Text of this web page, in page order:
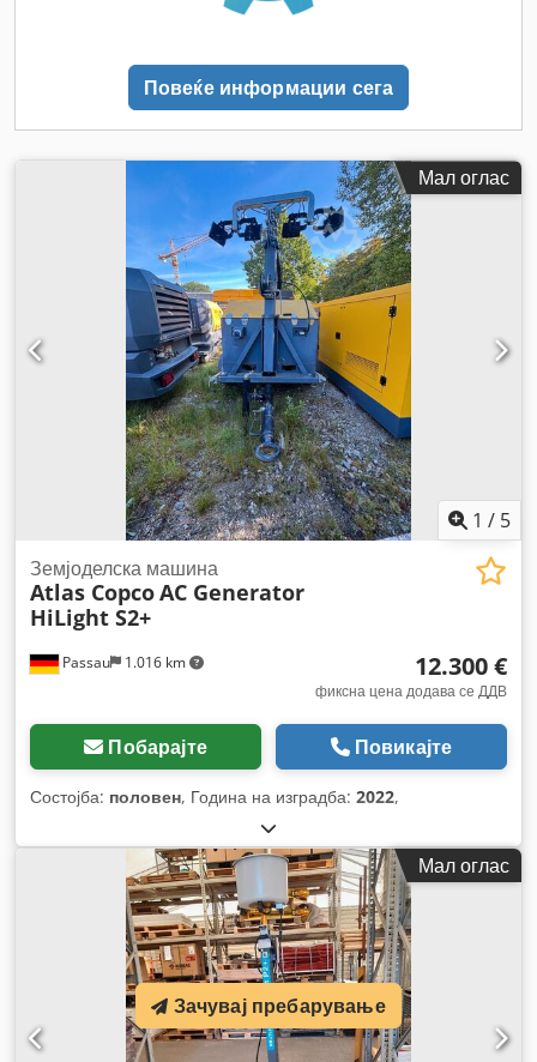
Повеќе информации сега
Мал оглас
1 / 5
Passau 1.016 km
Земјоделска машина
Atlas CopcoAC Generator
HiLight S2+
12.300 €
фиксна цена додава се ДДВ
Побарајте Повикајте
Состојба: половен, Година на изградба: 2022,
Мал оглас
Зачувај пребарување